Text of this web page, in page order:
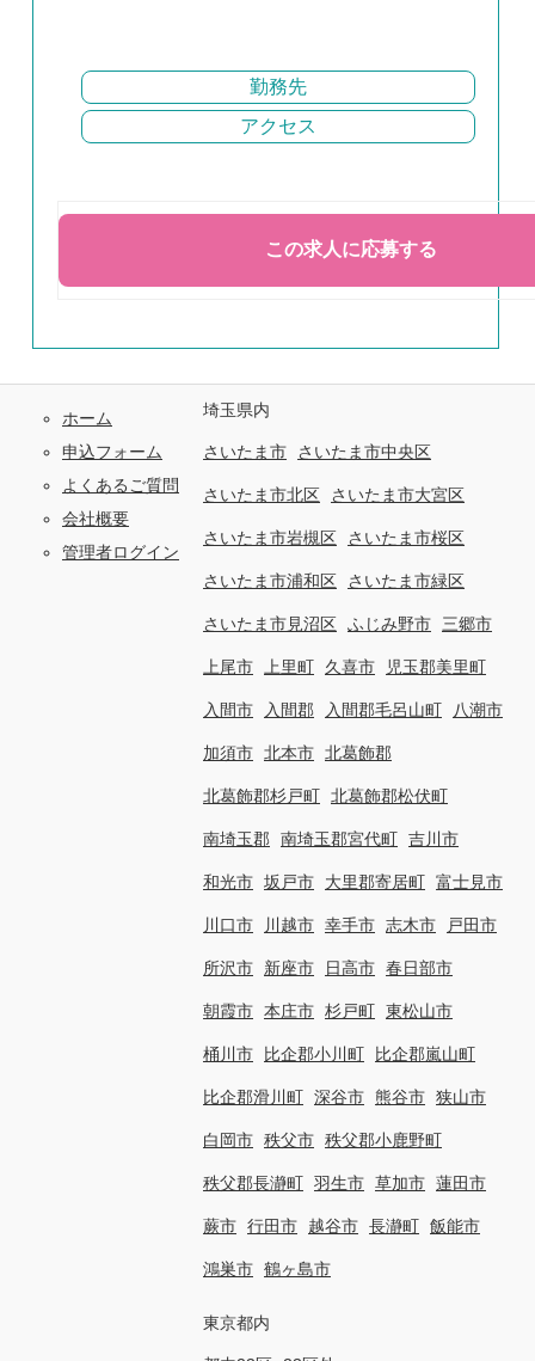
勤務先
アクセス
ホーム
申込フォーム
よくあるご質問
会社概要
管理者ログイン
埼玉県内
さいたま市 さいたま市中央区
さいたま市北区 さいたま市大宮区
さいたま市岩槻区 さいたま市桜区
さいたま市浦和区 さいたま市緑区
さいたま市見沼区 ふじみ野市 三郷市
上尾市 上里町 久喜市 児玉郡美里町
入間市 入間郡 入間郡毛呂山町 八潮市
加須市 北本市 北葛飾郡
北葛飾郡杉戸町 北葛飾郡松伏町
南埼玉郡 南埼玉郡宮代町 吉川市
和光市 坂戸市 大里郡寄居町 富士見市
川口市 川越市 幸手市 志木市 戸田市
所沢市 新座市 日高市 春日部市
朝霞市 本庄市 杉戸町 東松山市
桶川市 比企郡小川町 比企郡嵐山町
比企郡滑川町 深谷市 熊谷市 狭山市
白岡市 秩父市 秩父郡小鹿野町
秩父郡長瀞町 羽生市 草加市 蓮田市
蕨市 行田市 越谷市 長瀞町 飯能市
鴻巣市 鶴ヶ島市
東京都内